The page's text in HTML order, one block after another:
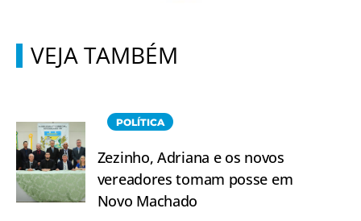
VEJA TAMBÉM
POLÍTICA
Zezinho, Adriana e os novos
vereadores tomam posse em
Novo Machado